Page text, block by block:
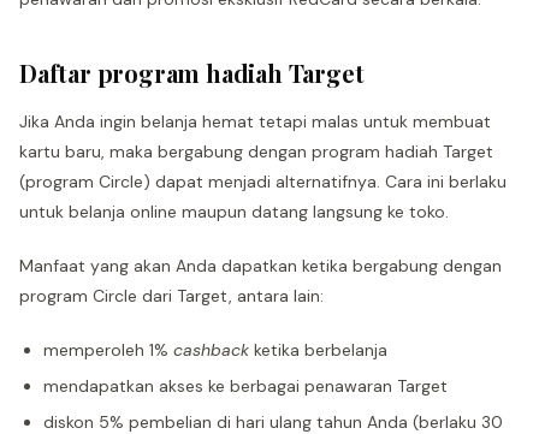
Daftar program hadiah Target
Jika Anda ingin belanja hemat tetapi malas untuk membuat
kartu baru, maka bergabung dengan program hadiah Target
(program Circle) dapat menjadi alternatifnya. Cara ini berlaku
untuk belanja online maupun datang langsung ke toko.
Manfaat yang akan Anda dapatkan ketika bergabung dengan
program Circle dari Target, antara lain:
memperoleh 1% cashback ketika berbelanja
mendapatkan akses ke berbagai penawaran Target
diskon 5% pembelian di hari ulang tahun Anda (berlaku 30